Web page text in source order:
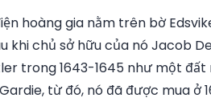
hoàng gia nằm trên bờ
khi chủ sở hữu của nó Jacob
trong 1643-1645 như một đất
từ đó, nó đã được mua ở